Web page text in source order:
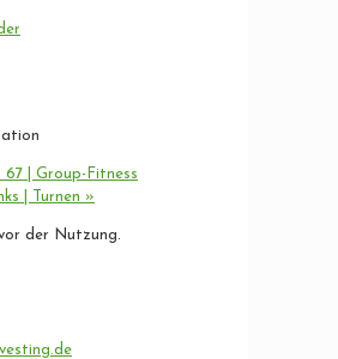
67 | Group-Fitness
| Turnen »
der Nutzung.